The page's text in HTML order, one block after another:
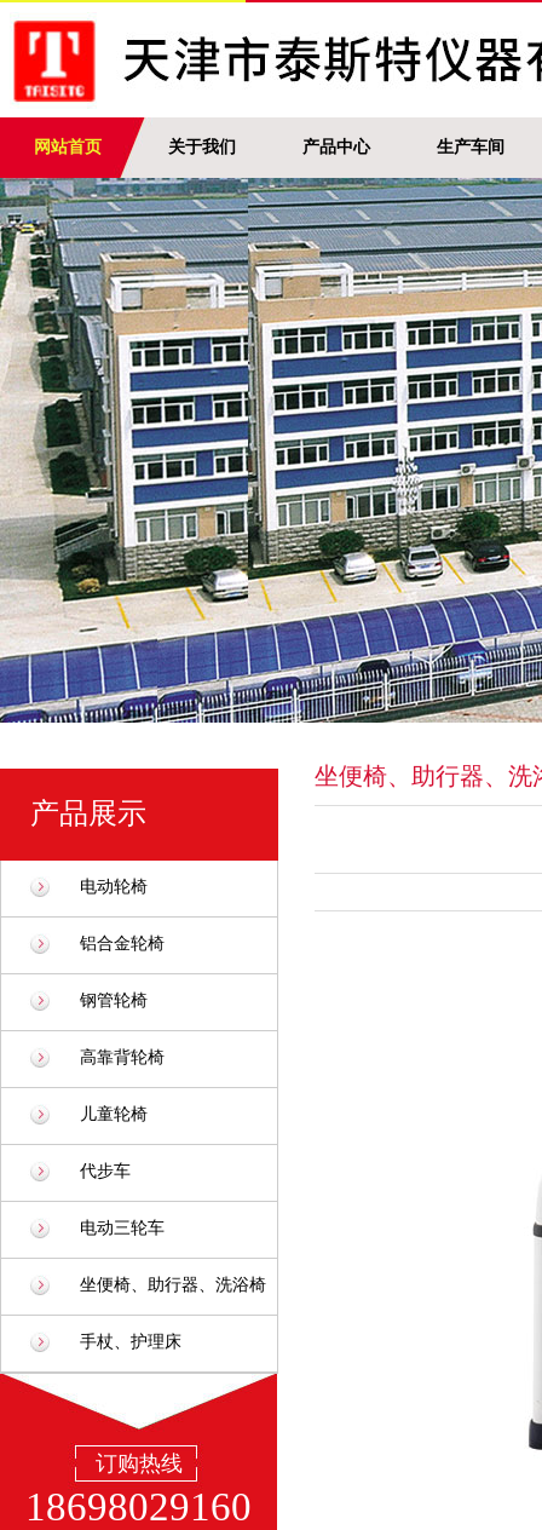
网站首页 关于我们 产品中心 生产车间
产品展示
电动轮椅
铝合金轮椅
钢管轮椅
高靠背轮椅
儿童轮椅
代步车
电动三轮车
坐便椅、助行器、洗浴椅
手杖、护理床
订购热线
18698029160
坐便椅、助行器、洗